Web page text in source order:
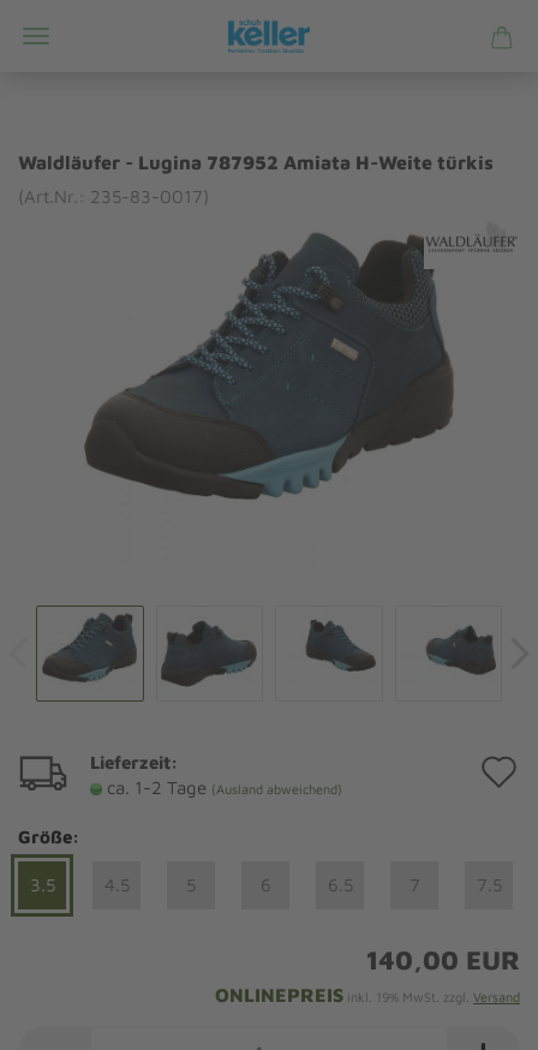
Waldläufer - Lugina 787952 Amiata H-Weite türkis
(Art.Nr.: 235-83-0017)
Lieferzeit:
ca. 1-2 Tage (Ausland abweichend)
Größe:
3.5 4.5 5 6 6.5 7 7.5
140,00 EUR
ONLINEPREIS inkl. 19% MwSt. zzgl. Versand